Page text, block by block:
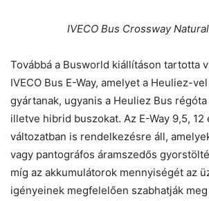
IVECO Bus Crossway
Továbbá a Busworld kiállításon tartotta
IVECO Bus E-Way, amelyet a Heuliez-
gyártanak, ugyanis a Heuliez Bus
illetve hibrid buszokat. Az E-Way 9,5, 12
változatban is rendelkezésre áll,
vagy pantográfos áramszedős
míg az akkumulátorok mennyiségét az
igényeinek megfelelően szabhatják